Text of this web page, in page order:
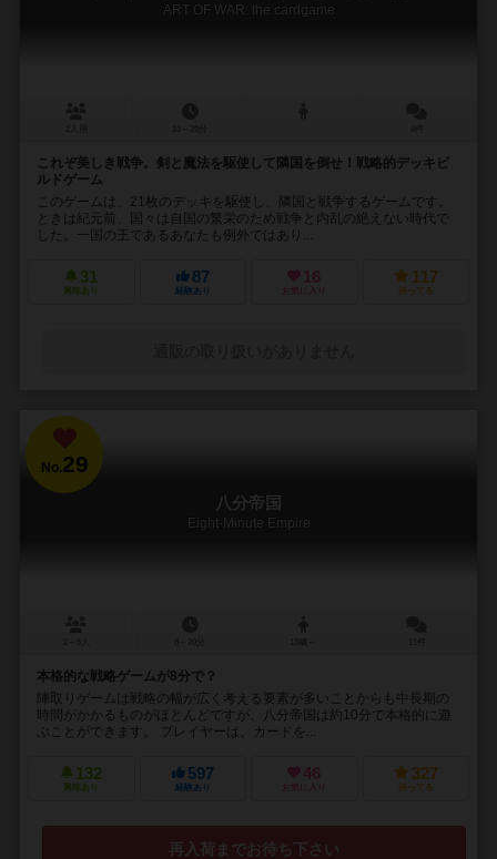
ART OF WAR: the cardgame
これぞ美しき戦争。剣と魔法を駆使して隣国を倒せ！戦略的デッキビ
ルドゲーム
このゲームは、21枚のデッキを駆使し、隣国と戦争するゲームです。
ときは紀元前、国々は自国の繁栄のため戦争と内乱の絶えない時代で
した。一国の王であるあなたも例外ではあり...
31
興味あり
87
経験あり
16
お気に入り
117
持ってる
No.29
八分帝国
Eight-Minute Empire
本格的な戦略ゲームが8分で？
陣取りゲームは戦略の幅が広く考える要素が多いことからも中長期の
時間がかかるものがほとんどですが、八分帝国は約10分で本格的に遊
ぶことができます。 プレイヤーは、カードを...
132
興味あり
597
経験あり
46
お気に入り
327
持ってる
再入荷までお待ち下さい